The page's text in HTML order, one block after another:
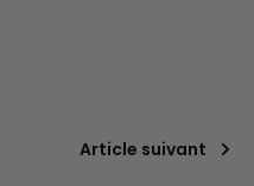
Article suivant